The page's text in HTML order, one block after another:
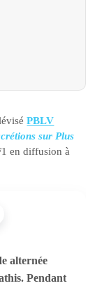
PBLV
sur Plus
en diffusion à
alternée
Pendant